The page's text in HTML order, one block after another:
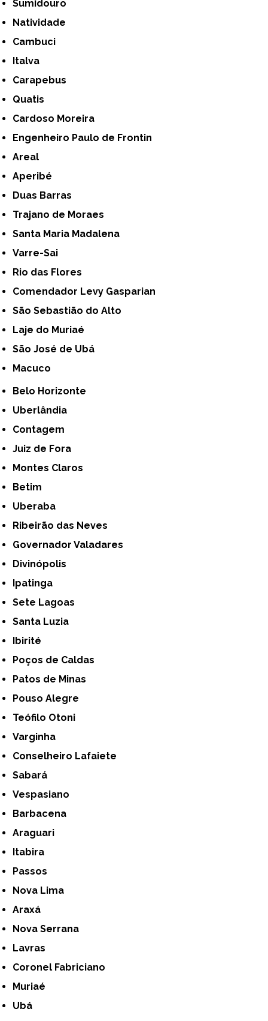
Sumidouro
Natividade
Cambuci
Italva
Carapebus
Quatis
Cardoso Moreira
Engenheiro Paulo de Frontin
Areal
Aperibé
Duas Barras
Trajano de Moraes
Santa Maria Madalena
Varre-Sai
Rio das Flores
Comendador Levy Gasparian
São Sebastião do Alto
Laje do Muriaé
São José de Ubá
Macuco
Belo Horizonte
Uberlândia
Contagem
Juiz de Fora
Montes Claros
Betim
Uberaba
Ribeirão das Neves
Governador Valadares
Divinópolis
Ipatinga
Sete Lagoas
Santa Luzia
Ibirité
Poços de Caldas
Patos de Minas
Pouso Alegre
Teófilo Otoni
Varginha
Conselheiro Lafaiete
Sabará
Vespasiano
Barbacena
Araguari
Itabira
Passos
Nova Lima
Araxá
Nova Serrana
Lavras
Coronel Fabriciano
Muriaé
Ubá